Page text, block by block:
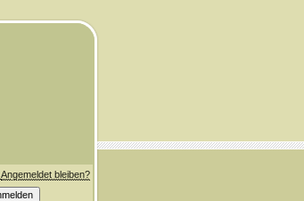
Angemeldet bleiben?